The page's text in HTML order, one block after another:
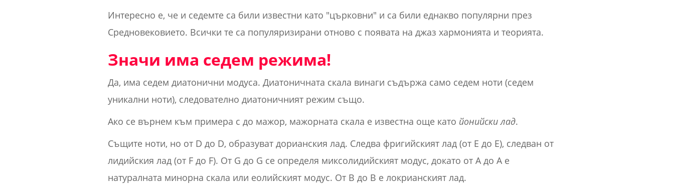
Интересно е, че и седемте са били известни като "църковни" и са били еднакво популярни през
Средновековието. Всички те са популяризирани отново с появата на джаз хармонията и теорията.
Значи има седем режима!
Да, има седем диатонични модуса. Диатоничната скала винаги съдържа само седем ноти (седем
уникални ноти), следователно диатоничният режим също.
Ако се върнем към примера с до мажор, мажорната скала е известна още като йонийски лад.
Същите ноти, но от D до D, образуват дорианския лад. Следва фригийският лад (от E до E), следван от
лидийския лад (от F до F). От G до G се определя миксолидийският модус, докато от A до A е
натуралната минорна скала или еолийският модус. От B до B е локрианският лад.